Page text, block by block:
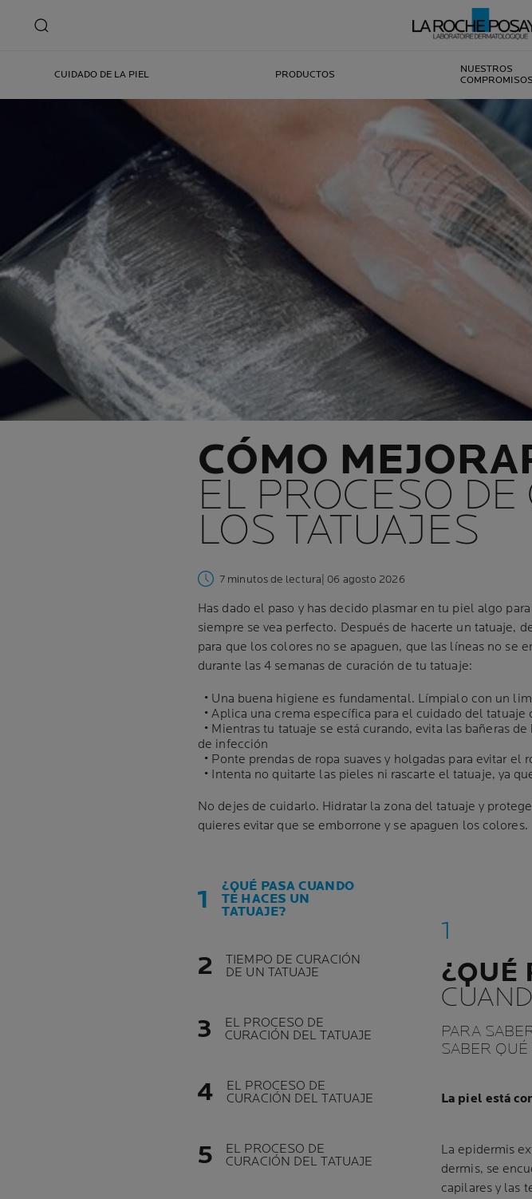
CUIDADO DE LA PIEL PRODUCTOS
NUESTROS
COMPROMISOS
CÓMO
EL PROCESO
LOS TATUAJES
7 minutos de lectura | 06 agosto 2026
Has dado el paso y has decido plasmar en tu piel algo
siempre se vea perfecto. Después de hacerte un tatuaje,
para que los colores no se apaguen, que las líneas no se
durante las 4 semanas de curación de tu tatuaje:
• Una buena higiene es fundamental. Límpialo con un
• Aplica una crema específica para el cuidado del
• Mientras tu tatuaje se está curando, evita las bañeras
de infección
• Ponte prendas de ropa suaves y holgadas para evitar el
• Intenta no quitarte las pieles ni rascarte el tatuaje, ya
No dejes de cuidarlo. Hidratar la zona del tatuaje y
quieres evitar que se emborrone y se apaguen los colores.
¿QUÉ PASA CUANDO
TE HACES UN
TATUAJE?
TIEMPO DE CURACIÓN
DE UN TATUAJE
EL PROCESO DE
CURACIÓN DEL TATUAJE
EL PROCESO DE
CURACIÓN DEL TATUAJE
EL PROCESO DE
CURACIÓN DEL TATUAJE
¿QUÉ
PARA
SABER QUÉ
La piel está
La epidermis
dermis, se
capilares y las